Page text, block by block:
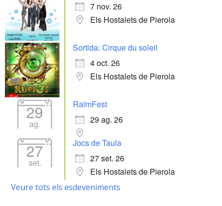
7 nov. 26
Els Hostalets de Pierola
Sortida: Cirque du soleil
4 oct. 26
Els Hostalets de Pierola
29
ag.
RaïmFest
29 ag. 26
27
set.
Jocs de Taula
27 set. 26
Els Hostalets de Pierola
Veure tots els esdeveniments